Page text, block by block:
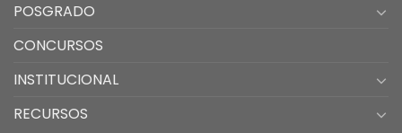
POSGRADO
CONCURSOS
INSTITUCIONAL
RECURSOS